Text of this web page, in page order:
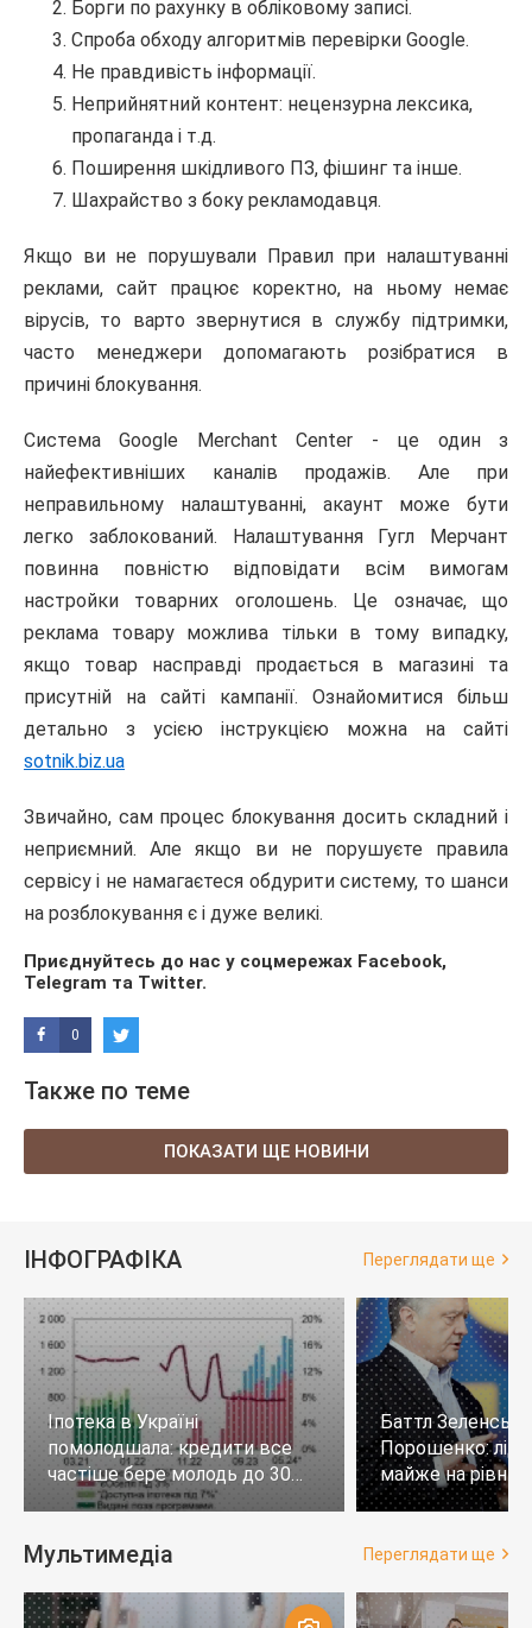
Борги по рахунку в обліковому записі.
Спроба обходу алгоритмів перевірки Google.
Не правдивість інформації.
Неприйнятний контент: нецензурна лексика,
пропаганда і т.д.
Поширення шкідливого ПЗ, фішинг та інше.
Шахрайство з боку рекламодавця.
Якщо ви не порушували Правил при налаштуванні
реклами, сайт працює коректно, на ньому немає
вірусів, то варто звернутися в службу підтримки,
часто менеджери допомагають розібратися в
причині блокування.
Система Google Merchant Center - це один з
найефективніших каналів продажів. Але при
неправильному налаштуванні, акаунт може бути
легко заблокований. Налаштування Гугл Мерчант
повинна повністю відповідати всім вимогам
настройки товарних оголошень. Це означає, що
реклама товару можлива тільки в тому випадку,
якщо товар насправді продається в магазині та
присутній на сайті кампанії. Ознайомитися більш
детально з усією інструкцією можна на сайті
sotnik.biz.ua
Звичайно, сам процес блокування досить складний і
неприємний. Але якщо ви не порушуєте правила
сервісу і не намагаєтеся обдурити систему, то шанси
на розблокування є і дуже великі.
Приєднуйтесь до нас у соцмережах Facebook,
Telegram та Twitter.
0
Также по теме
ПОКАЗАТИ ЩЕ НОВИНИ
ІНФОГРАФІКА Переглядати ще
Іпотека в Україні
помолодшала: кредити все
частіше бере молодь до 30
років
Баттл
Порошенко:
майже на
тих, хто не
Мультимедіа Переглядати ще